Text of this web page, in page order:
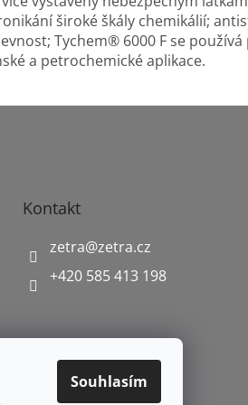
Souhlasím
široké škály chemikálií;
Tychem® 6000 F se
a petrochemické aplikace.
Kontakt
zetra@zetra.cz
+420 585 413 198